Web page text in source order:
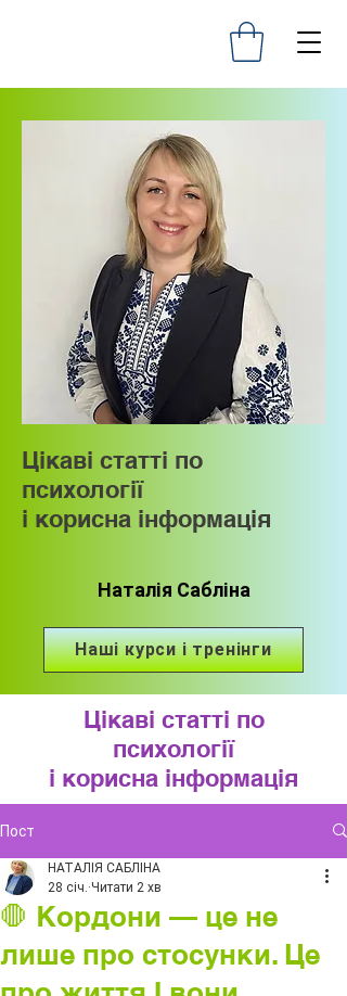
Цікаві статті по
психології
і корисна інформація
Наталія Сабліна
Наші курси і тренінги
Цікаві статті по
психології
і корисна інформація
Пост
🛑 Кордони — це не
лише про стосунки. Це
НАТАЛІЯ САБЛІНА
28 січ. Читати 2 хв